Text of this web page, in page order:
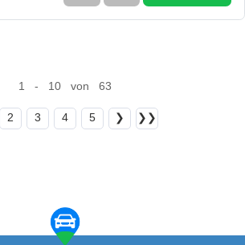
1 - 10 von 63
2 3 4 5 ❯ ❯❯